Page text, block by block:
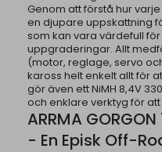
Genom att förstå hur
en djupare uppskattning
som kan vara värdefull
uppgraderingar. Allt
(motor, reglage, servo
kaross helt enkelt allt för
gör även ett NiMH 8,4V
och enklare verktyg för
ARRMA
- En Episk Off-